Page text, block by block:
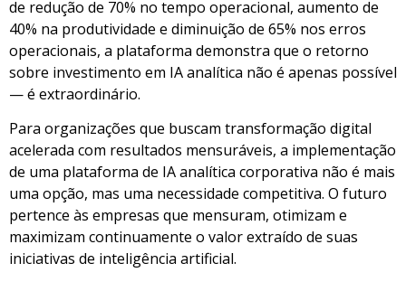
de redução de 70% no tempo operacional, aumento de
40% na produtividade e diminuição de 65% nos erros
operacionais, a plataforma demonstra que o retorno
sobre investimento em IA analítica não é apenas possível
— é extraordinário.
Para organizações que buscam transformação digital
acelerada com resultados mensuráveis, a implementação
de uma plataforma de IA analítica corporativa não é mais
uma opção, mas uma necessidade competitiva. O futuro
pertence às empresas que mensuram, otimizam e
maximizam continuamente o valor extraído de suas
iniciativas de inteligência artificial.